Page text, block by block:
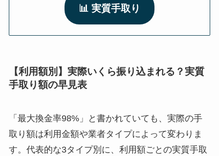
📊 実質手取り
【利用額別】実際いくら振り込まれる？実質
手取り額の早見表
「最大換金率98%」と書かれていても、実際の手
取り額は利用金額や業者タイプによって変わりま
す。代表的な3タイプ別に、利用額ごとの実質手取